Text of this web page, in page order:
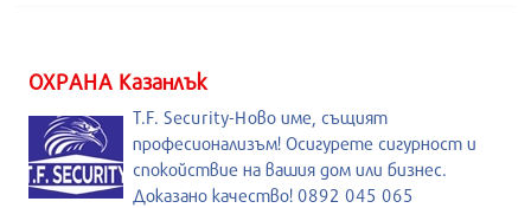
ОХРАНА Казанлък
T.F. Security-Ново име, същият
професионализъм! Осигурете сигурност и
спокойствие на вашия дом или бизнес.
Доказано качество! 0892 045 065